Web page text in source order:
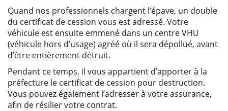
Quand nos professionnels chargent l’épave, un double
du certificat de cession vous est adressé. Votre
véhicule est ensuite emmené dans un centre VHU
(véhicule hors d’usage) agréé où il sera dépollué, avant
d’être entièrement détruit.
Pendant ce temps, il vous appartient d’apporter à la
préfecture le certificat de cession pour destruction.
Vous pouvez également l’adresser à votre assurance,
afin de résilier votre contrat.